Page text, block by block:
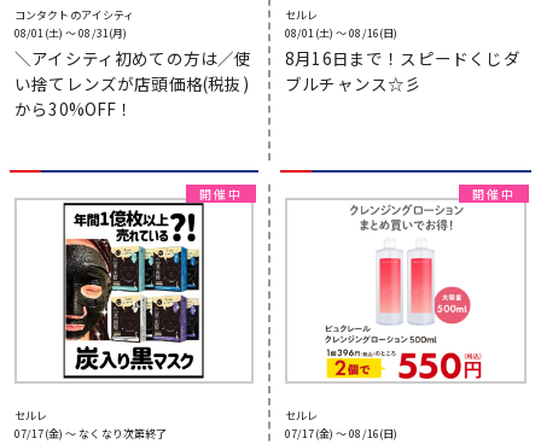
コンタクトのアイシティ
08/01(土) 〜 08/31(月)
＼アイシティ初めての方は／使
い捨てレンズが店頭価格(税抜)
から30%OFF！
セルレ
08/01(土) 〜 08/16(日)
8月16日まで！スピードくじダ
ブルチャンス☆彡
セルレ
07/17(金) 〜 なくなり次第終了
セルレ
07/17(金) 〜 08/16(日)